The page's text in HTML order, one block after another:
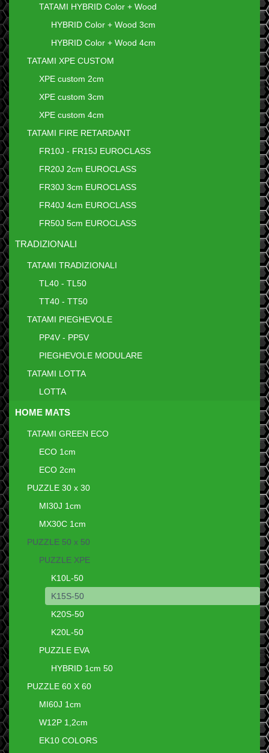
TATAMI HYBRID Color + Wood
HYBRID Color + Wood 3cm
HYBRID Color + Wood 4cm
TATAMI XPE CUSTOM
XPE custom 2cm
XPE custom 3cm
XPE custom 4cm
TATAMI FIRE RETARDANT
FR10J - FR15J EUROCLASS
FR20J 2cm EUROCLASS
FR30J 3cm EUROCLASS
FR40J 4cm EUROCLASS
FR50J 5cm EUROCLASS
TRADIZIONALI
TATAMI TRADIZIONALI
TL40 - TL50
TT40 - TT50
TATAMI PIEGHEVOLE
PP4V - PP5V
PIEGHEVOLE MODULARE
TATAMI LOTTA
LOTTA
HOME MATS
TATAMI GREEN ECO
ECO 1cm
ECO 2cm
PUZZLE 30 x 30
MI30J 1cm
MX30C 1cm
PUZZLE 50 x 50
PUZZLE XPE
K10L-50
K15S-50
K20S-50
K20L-50
PUZZLE EVA
HYBRID 1cm 50
PUZZLE 60 X 60
MI60J 1cm
W12P 1,2cm
EK10 COLORS